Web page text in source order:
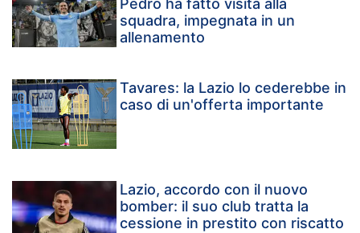
squadra, impegnata in un
allenamento
Tavares: la Lazio lo cederebbe in
caso di un'offerta importante
Lazio, accordo con il nuovo
bomber: il suo club tratta la
cessione in prestito con riscatto